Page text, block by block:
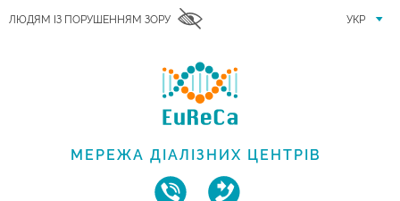
ЛЮДЯМ ІЗ ПОРУШЕННЯМ ЗОРУ УКР
МЕРЕЖА ДІАЛІЗНИХ ЦЕНТРІВ